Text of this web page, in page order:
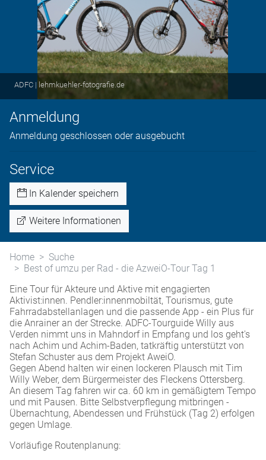
ADFC | lehmkuehler-fotografie.de
Anmeldung
Anmeldung geschlossen oder ausgebucht
Service
In Kalender speichern
Weitere Informationen
Home
Suche
Best of umzu per Rad - die AzweiO-Tour Tag 1
Eine Tour für Akteure und Aktive mit engagierten
Aktivist:innen. Pendler:innenmobiltät, Tourismus, gute
Fahrradabstellanlagen und die passende App - ein Plus für
die Anrainer an der Strecke. ADFC-Tourguide Willy aus
Verden nimmt uns in Mahndorf in Empfang und los geht's
nach Achim und Achim-Baden, tatkräftig unterstützt von
Stefan Schuster aus dem Projekt AweiO.
Gegen Abend halten wir einen lockeren Plausch mit Tim
Willy Weber, dem Bürgermeister des Fleckens Ottersberg.
An diesem Tag fahren wir ca. 60 km in gemäßigtem Tempo
und mit Pausen. Bitte Selbstverpflegung mitbringen -
Übernachtung, Abendessen und Frühstück (Tag 2) erfolgen
gegen Umlage.
Vorläufige Routenplanung: